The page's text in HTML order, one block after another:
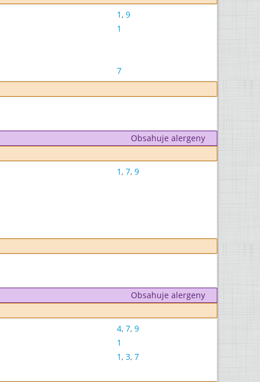
1, 9
1
7
Obsahuje alergeny
1, 7, 9
Obsahuje alergeny
4, 7, 9
1
1, 3, 7